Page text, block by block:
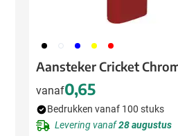
001 002 005 006 008
Aansteker Cricket
vanaf0,65
Bedrukken vanaf 100 stuks
Levering vanaf28 augustus